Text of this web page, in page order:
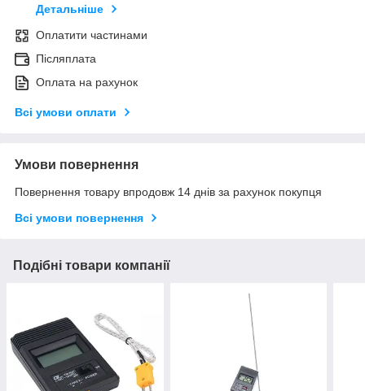
Детальніше
Оплатити частинами
Післяплата
Оплата на рахунок
Всі умови оплати
Умови повернення
Повернення товару впродовж 14 днів за рахунок покупця
Всі умови повернення
Подібні товари компанії